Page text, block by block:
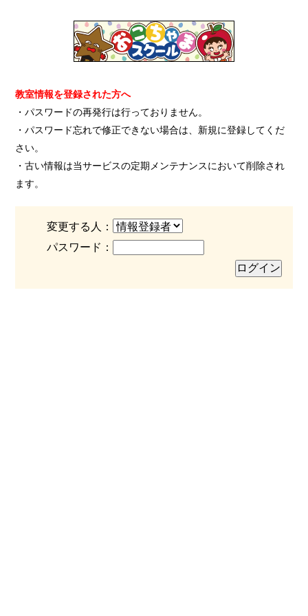
教室情報を登録された方へ
・パスワードの再発行は行っておりません。
・パスワード忘れで修正できない場合は、新規に登録してくだ
さい。
・古い情報は当サービスの定期メンテナンスにおいて削除され
ます。
変更する人：
パスワード：